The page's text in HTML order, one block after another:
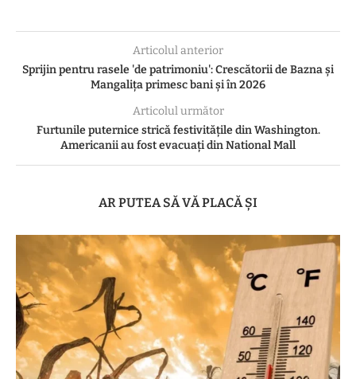
Articolul anterior
Sprijin pentru rasele 'de patrimoniu': Crescătorii de Bazna și
Mangalița primesc bani și în 2026
Articolul următor
Furtunile puternice strică festivitățile din Washington.
Americanii au fost evacuați din National Mall
AR PUTEA SĂ VĂ PLACĂ ȘI